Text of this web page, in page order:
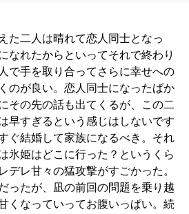
た二人は晴れて恋人同士となっ
なれたからといってそれで終わり
で手を取り合ってさらに幸せへの
のが良い。恋人同士になったばか
その先の話も出てくるが、この二
早すぎるという感じはしないです
ぐ結婚して家族になるべき。それ
氷姫はどこに行った？というくら
デレ甘々の猛攻撃がすごかった。
ったが、凪の前回の問題を乗り越
くなっていってお腹いっぱい。続